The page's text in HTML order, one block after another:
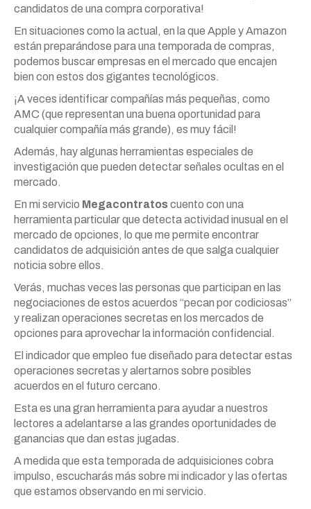
candidatos de una compra corporativa!
En situaciones como la actual, en la que Apple y Amazon
están preparándose para una temporada de compras,
podemos buscar empresas en el mercado que encajen
bien con estos dos gigantes tecnológicos.
¡A veces identificar compañías más pequeñas, como
AMC (que representan una buena oportunidad para
cualquier compañía más grande), es muy fácil!
Además, hay algunas herramientas especiales de
investigación que pueden detectar señales ocultas en el
mercado.
En mi servicio Megacontratoscuento con una
herramienta particular que detecta actividad inusual en el
mercado de opciones, lo que me permite encontrar
candidatos de adquisición antes de que salga cualquier
noticia sobre ellos.
Verás, muchas veces las personas que participan en las
negociaciones de estos acuerdos “pecan por codiciosas”
y realizan operaciones secretas en los mercados de
opciones para aprovechar la información confidencial.
El indicador que empleo fue diseñado para detectar estas
operaciones secretas y alertarnos sobre posibles
acuerdos en el futuro cercano.
Esta es una gran herramienta para ayudar a nuestros
lectores a adelantarse a las grandes oportunidades de
ganancias que dan estas jugadas.
A medida que esta temporada de adquisiciones cobra
impulso, escucharás más sobre mi indicador y las ofertas
que estamos observando en mi servicio.